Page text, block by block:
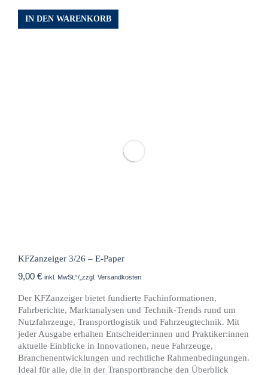
IN DEN WARENKORB
KFZanzeiger 3/26 – E-Paper
9,00 € inkl. MwSt.“/„zzgl. Versandkosten
Der KFZanzeiger bietet fundierte Fachinformationen,
Fahrberichte, Marktanalysen und Technik-Trends rund um
Nutzfahrzeuge, Transportlogistik und Fahrzeugtechnik. Mit
jeder Ausgabe erhalten Entscheider:innen und Praktiker:innen
aktuelle Einblicke in Innovationen, neue Fahrzeuge,
Branchenentwicklungen und rechtliche Rahmenbedingungen.
Ideal für alle, die in der Transportbranche den Überblick